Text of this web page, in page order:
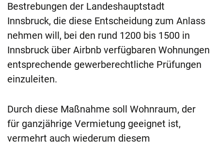
Bestrebungen der Landeshauptstadt
Innsbruck, die diese Entscheidung zum Anlass
nehmen will, bei den rund 1200 bis 1500 in
Innsbruck über Airbnb verfügbaren Wohnungen
entsprechende gewerberechtliche Prüfungen
einzuleiten.
Durch diese Maßnahme soll Wohnraum, der
für ganzjährige Vermietung geeignet ist,
vermehrt auch wiederum diesem